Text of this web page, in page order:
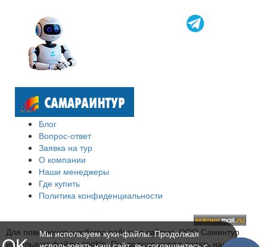
Блог
Вопрос-ответ
Заявка на тур
О компании
Наши менеджеры
Где купить
Политика конфиденциальности
Для повышения удобства работы с сайтом, ООО Саминтур
использует файлы cookie. Продолжая использовать наш сайт,
Мы используем куки-файлы. Продолжая